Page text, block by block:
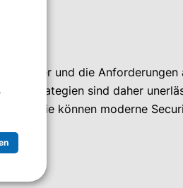
und die Anforderungen
Strategien sind daher
Und wie können moderne